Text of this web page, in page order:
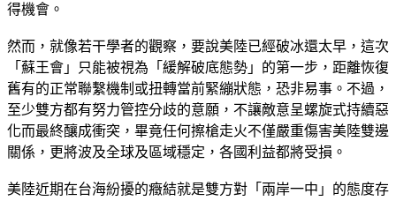
得機會。
然而，就像若干學者的觀察，要說美陸已經破冰還太早，這次
「蘇王會」只能被視為「緩解破底態勢」的第一步，距離恢復
舊有的正常聯繫機制或扭轉當前緊繃狀態，恐非易事。不過，
至少雙方都有努力管控分歧的意願，不讓敵意呈螺旋式持續惡
化而最終釀成衝突，畢竟任何擦槍走火不僅嚴重傷害美陸雙邊
關係，更將波及全球及區域穩定，各國利益都將受損。
美陸近期在台海紛擾的癥結就是雙方對「兩岸一中」的態度存